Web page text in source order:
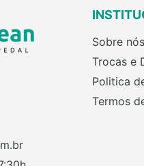
Sobre nós
Trocas e
Politica
Termos